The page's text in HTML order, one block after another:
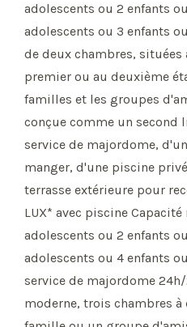
adolescents ou 2 enfants
adolescents ou 3 enfants
de deux chambres, situées
premier ou au deuxième
familles et les groupes
conçue comme un second
service de majordome,
manger, d'une piscine
terrasse extérieure pour
LUX* avec piscine
adolescents ou 2 enfants
adolescents ou 4 enfants
service de majordome
moderne, trois chambres